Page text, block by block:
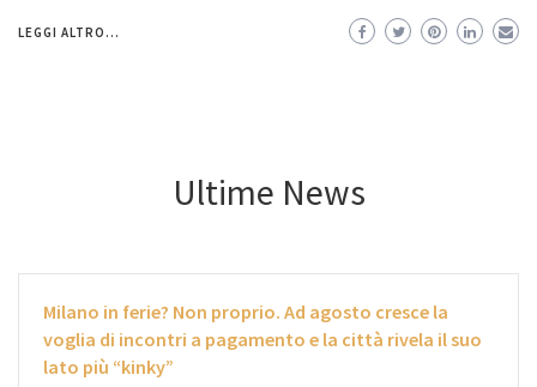
LEGGI ALTRO...
Ultime News
Milano in ferie? Non proprio. Ad agosto cresce la
voglia di incontri a pagamento e la città rivela il suo
lato più “kinky”